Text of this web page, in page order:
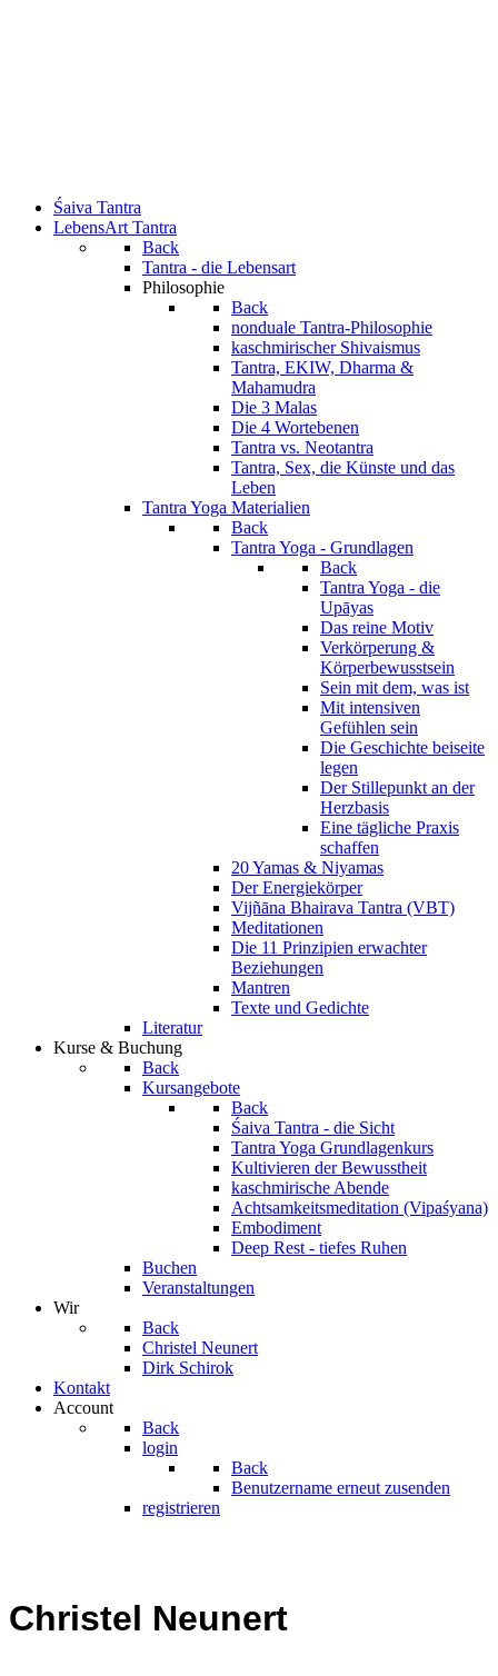
Śaiva Tantra
LebensArt Tantra
Back
Tantra - die Lebensart
Philosophie
Back
nonduale Tantra-Philosophie
kaschmirischer Shivaismus
Tantra, EKIW, Dharma &
Mahamudra
Die 3 Malas
Die 4 Wortebenen
Tantra vs. Neotantra
Tantra, Sex, die Künste und das
Leben
Tantra Yoga Materialien
Back
Tantra Yoga - Grundlagen
Back
Tantra Yoga - die
Upāyas
Das reine Motiv
Verkörperung &
Körperbewusstsein
Sein mit dem, was ist
Mit intensiven
Gefühlen sein
Die Geschichte beiseite
legen
Der Stillepunkt an der
Herzbasis
Eine tägliche Praxis
schaffen
20 Yamas & Niyamas
Der Energiekörper
Vijñāna Bhairava Tantra (VBT)
Meditationen
Die 11 Prinzipien erwachter
Beziehungen
Mantren
Texte und Gedichte
Literatur
Kurse & Buchung
Back
Kursangebote
Back
Śaiva Tantra - die Sicht
Tantra Yoga Grundlagenkurs
Kultivieren der Bewusstheit
kaschmirische Abende
Achtsamkeitsmeditation (Vipaśyana)
Embodiment
Deep Rest - tiefes Ruhen
Buchen
Veranstaltungen
Wir
Back
Christel Neunert
Dirk Schirok
Kontakt
Account
Back
login
Back
Benutzername erneut zusenden
registrieren
Christel Neunert